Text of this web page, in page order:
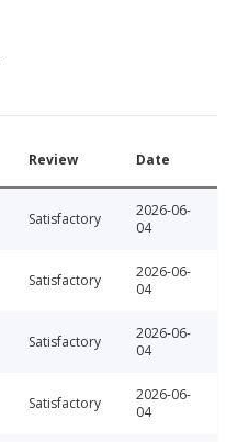
Review Date
Satisfactory
2026-06-
04
Satisfactory
2026-06-
04
Satisfactory
2026-06-
04
Satisfactory
2026-06-
04